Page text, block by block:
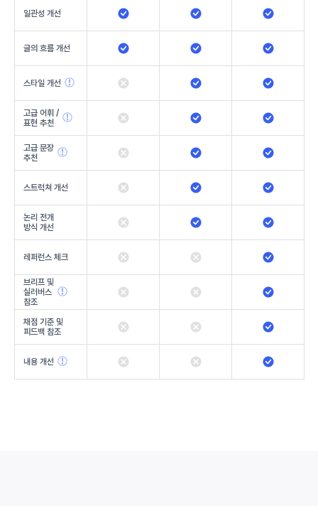
일관성 개선
글의 흐름 개선
스타일 개선
고급 어휘 /
표현 추천
고급 문장
추천
스트럭쳐 개선
논리 전개
방식 개선
레퍼런스 체크
브리프 및
실러버스
참조
채점 기준 및
피드백 참조
내용 개선